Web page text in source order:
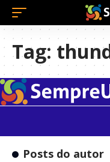
Tag:
Posts do autor